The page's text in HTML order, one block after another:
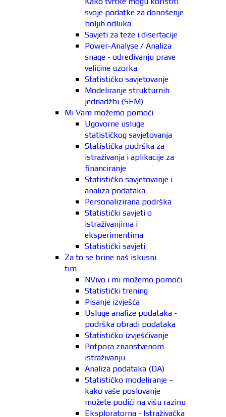
svoje podatke za donošenje
boljih odluka
Savjeti za teze i disertacije
Power-Analyse / Analiza
snage - određivanju prave
veličine uzorka
Statističko savjetovanje
Modeliranje strukturnih
jednadžbi (SEM)
Mi Vam možemo pomoći
Ugovorne usluge
statističkog savjetovanja
Statistička podrška za
istraživanja i aplikacije za
financiranje
Statističko savjetovanje i
analiza podataka
Personalizirana podrška
Statistički savjeti o
istraživanjima i
eksperimentima
Statistički savjeti
Za to se brine naš iskusni
tim
NVivo i mi možemo pomoći
Statistički trening
Pisanje izvješća
Usluge analize podataka -
podrška obradi podataka
Statističko izvješćivanje
Potpora znanstvenom
istraživanju
Analiza podataka (DA)
Statističko modeliranje –
kako vaše poslovanje
možete podići na višu razinu
Eksploratorna - Istraživačka